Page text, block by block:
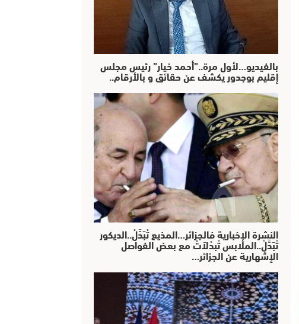
بالفيديو…لأول مرة..”أحمد خيار” رئيس مجلس
إقليم بوجدور يكشف عن حقائق و بالأرقام..
النشرة الإخبارية فالجزائر…المذيع تْبَدَّلْ..الديكور
تْبَدَّلْ..الملابس تْبدْلاَتْ مع بعض الفواصل
الإشهارية عن الجزائر…